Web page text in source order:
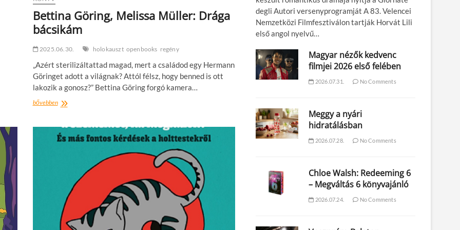
Bettina Göring, Melissa Müller: Drága
bácsikám
2025.06.30. holokauszt openbooks regény
„Azért sterilizáltattad magad, mert a családod egy Hermann
Göringet adott a világnak? Attól félsz, hogy benned is ott
lakozik a gonosz?” Bettina Göring forgó kamera…
bővebbenBettina
Müller:
Drága
degli Autori versenyprogramját A 83. Velencei
Nemzetközi Filmfesztiválon tartják Horvát Lili
első angol nyelvű…
Magyar nézők kedvenc
filmjei 2026 első felében
2026.07.31. No Comments
Meggy a nyári
hidratálásban
2026.07.28. No Comments
Chloe Walsh: Redeeming 6
– Megváltás 6 könyvajánló
2026.07.24. No Comments